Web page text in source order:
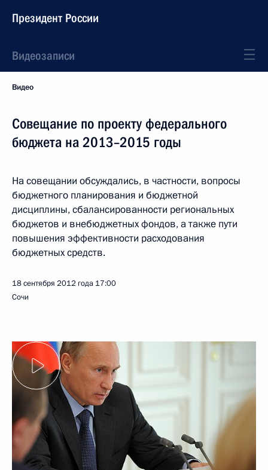
Президент России
Видеозаписи
Видео
Совещание по проекту федерального
бюджета на 2013–2015 годы
На совещании обсуждались, в частности, вопросы
бюджетного планирования и бюджетной
дисциплины, сбалансированности региональных
бюджетов и внебюджетных фондов, а также пути
повышения эффективности расходования
бюджетных средств.
18 сентября 2012 года 17:00
Сочи